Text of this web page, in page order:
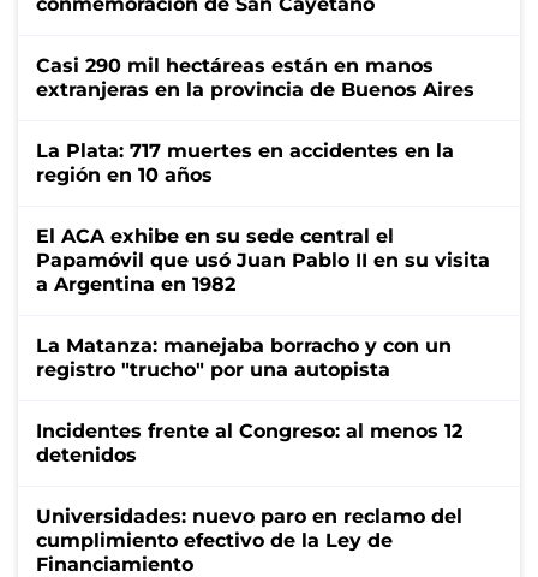
Casi 290 mil hectáreas están en manos
extranjeras en la provincia de Buenos Aires
La Plata: 717 muertes en accidentes en la
región en 10 años
El ACA exhibe en su sede central el
Papamóvil que usó Juan Pablo II en su visita
a Argentina en 1982
La Matanza: manejaba borracho y con un
registro "trucho" por una autopista
Incidentes frente al Congreso: al menos 12
detenidos
Universidades: nuevo paro en reclamo del
cumplimiento efectivo de la Ley de
Financiamiento